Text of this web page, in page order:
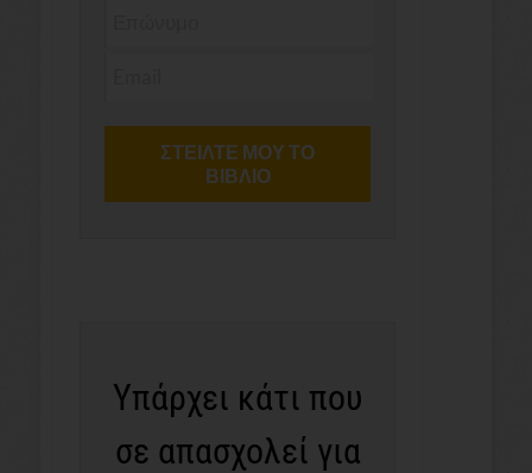
Υπάρχει κάτι που
σε απασχολεί για